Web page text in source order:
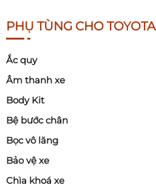
PHỤ TÙNG CHO TOYOTA
Ắc quy
Âm thanh xe
Body Kit
Bệ bước chân
Bọc vô lăng
Bảo vệ xe
Chìa khoá xe